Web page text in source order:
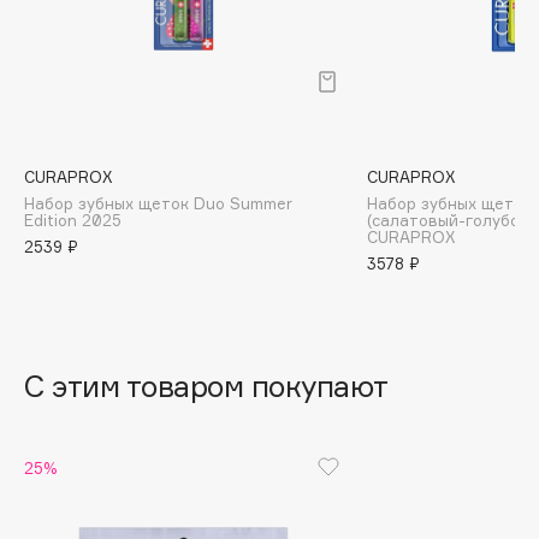
Banderas
Basicare
Batiste
beautyblender
Biodance
CURAPROX
Набор зубных щеток Duo Summer
Edition 2025
2539 ₽
CURAPROX
Набор зубных
(салатовый-
CURAPROX
3578 ₽
С этим товаром покупают
25%